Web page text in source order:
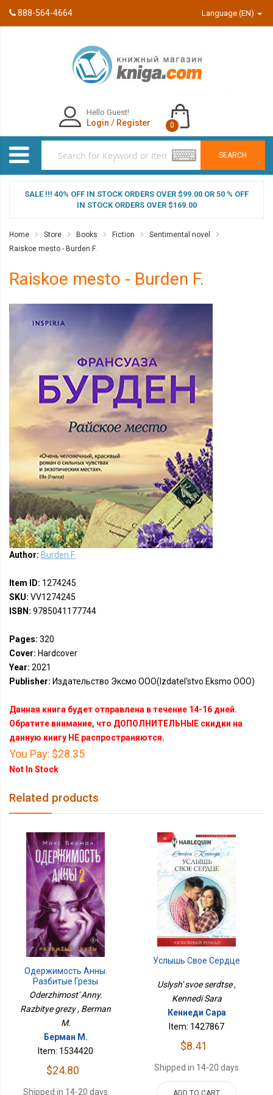
888-564-4664 Language (EN)
SEARCH
Hello Guest!
Login / Register 0
SALE !!! 40% OFF IN STOCK ORDERS OVER $99.00 OR 50 % OFF
IN STOCK ORDERS OVER $169.00
Home Store Books Fiction
Sentimental novel
Raiskoe mesto - Burden F.
Raiskoe mesto - Burden F.
Author: Burden F.
Item ID: 1274245
SKU: VV1274245
ISBN: 9785041177744
Pages: 320
Cover: Hardcover
Year: 2021
Publisher: Издательство Эксмо ООО(Izdatel'stvo Eksmo OOO)
Данная книга будет отправлена в течение 14-16 дней.
Обратите внимание, что ДОПОЛНИТЕЛЬНЫЕ скидки на
данную книгу НЕ распространяются.
You Pay: $28.35
Not In Stock
Related products
Одержимость Анны.
Разбитые Грезы
Oderzhimost' Anny.
Razbitye grezy , Berman
M.
Берман М.
Item: 1534420
$24.80
Shipped in 14-20 days
Услышь Свое Сердце
Uslysh' svoe serdtse ,
Kennedi Sara
Кеннеди Сара
Item: 1427867
$8.41
Shipped in 14-20 days